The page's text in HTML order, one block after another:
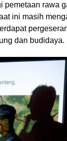
pemetaan rawa
ini masih
dan budidaya.